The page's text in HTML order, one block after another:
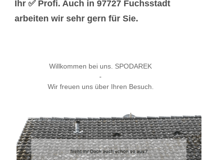
Ihr ✅ Profi. Auch in 97727 Fuchsstadt
arbeiten wir sehr gern für Sie.
Willkommen bei uns. SPODAREK
-
Wir freuen uns über Ihren Besuch.